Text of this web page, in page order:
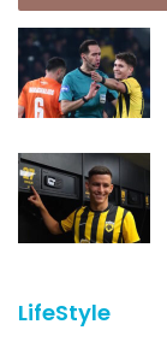
LifeStyle